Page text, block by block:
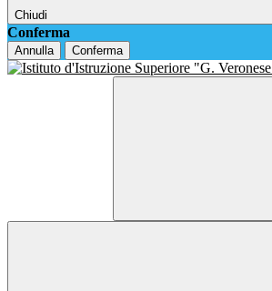
Chiudi
Conferma
Annulla Conferma